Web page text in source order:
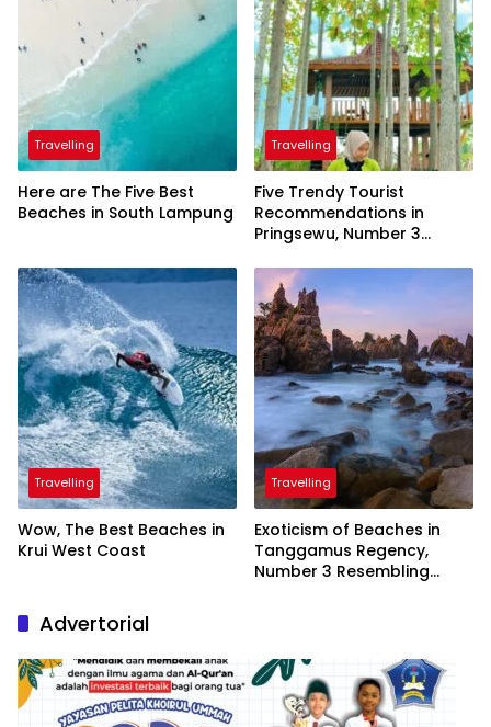
Travelling
Here are The Five Best
Beaches in South Lampung
Travelling
Five Trendy Tourist
Recommendations in
Pringsewu, Number 3
President
Travelling
Wow, The Best Beaches in
Krui West Coast
Travelling
Exoticism of Beaches in
Tanggamus Regency,
Number 3 Resembling
Advertorial